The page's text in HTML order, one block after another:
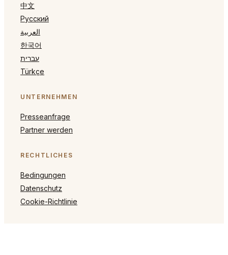
中文
Русский
العربية
한국어
עברית
Türkçe
UNTERNEHMEN
Presseanfrage
Partner werden
RECHTLICHES
Bedingungen
Datenschutz
Cookie-Richtlinie